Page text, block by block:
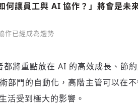
何讓員工與 AI 協作？」將會是未
作已經成為趨勢
將重點放在 AI 的高效成長、節
部門的自動化，高階主管可以在
活受到極大的影響。